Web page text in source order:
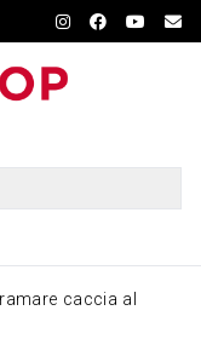
caccia al